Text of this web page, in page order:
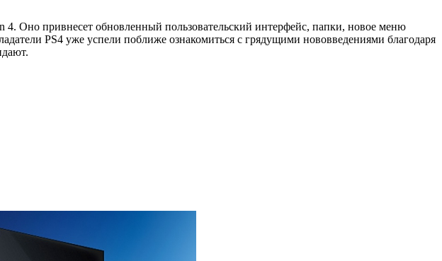
4. Оно привнесет обновленный пользовательский интерфейс, папки, новое меню
PS4 уже успели поближе ознакомиться с грядущими нововведениями благодаря